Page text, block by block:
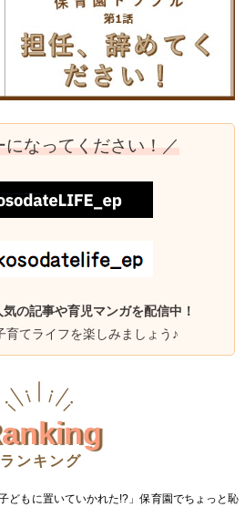
になってください！／
の記事や育児マンガを配信中！
育てライフを楽しみましょう♪
ランキング
どもに置いていかれた!?」保育園でちょっと恥